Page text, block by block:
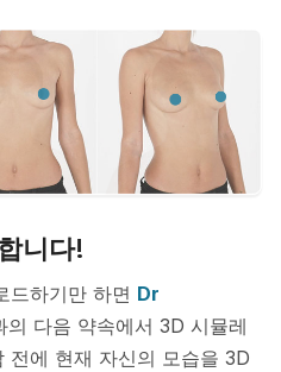
니다!
드하기만 하면 Dr
의 다음 약속에서 3D 시뮬레
전에 현재 자신의 모습을 3D